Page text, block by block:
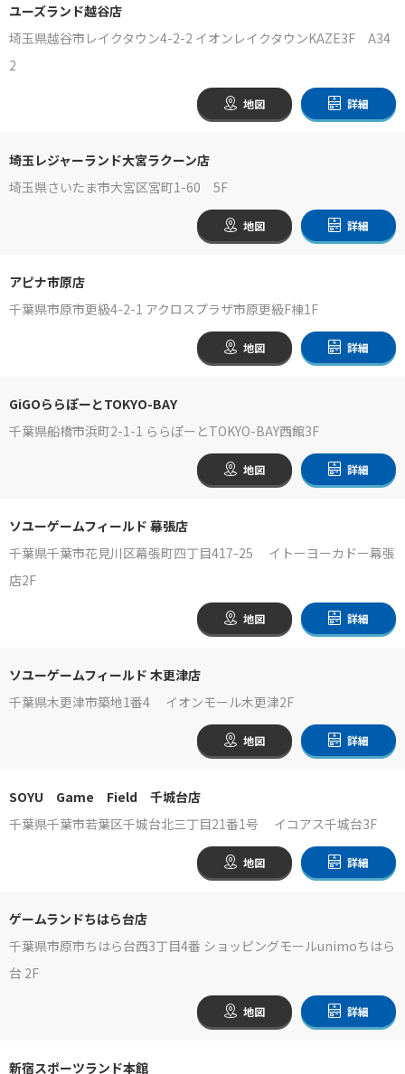
ユーズランド越谷店
埼玉県越谷市レイクタウン4-2-2 イオンレイクタウンKAZE3F A34
2
地図 詳細
埼玉レジャーランド大宮ラクーン店
埼玉県さいたま市大宮区宮町1-60 5F
地図 詳細
アピナ市原店
千葉県市原市更級4-2-1 アクロスプラザ市原更級F棟1F
地図 詳細
GiGOららぽーとTOKYO-BAY
千葉県船橋市浜町2-1-1 ららぽーとTOKYO-BAY西館3F
地図 詳細
ソユーゲームフィールド 幕張店
千葉県千葉市花見川区幕張町四丁目417-25 イトーヨーカドー幕張
店2F
地図 詳細
ソユーゲームフィールド 木更津店
千葉県木更津市築地1番4 イオンモール木更津2F
地図 詳細
SOYU Game Field 千城台店
千葉県千葉市若葉区千城台北三丁目21番1号 イコアス千城台3F
地図 詳細
ゲームランドちはら台店
千葉県市原市ちはら台西3丁目4番 ショッピングモールunimoちはら
台 2F
地図 詳細
新宿スポーツランド本館